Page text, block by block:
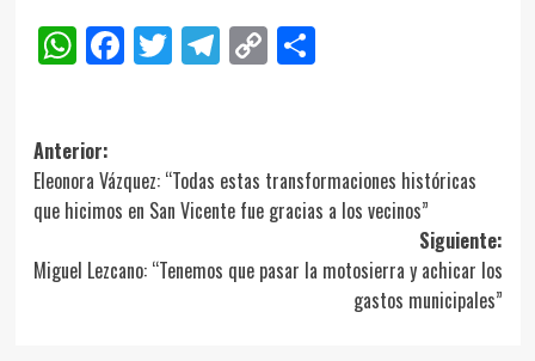
WhatsApp
Facebook
Twitter
Telegram
CopyCompartir
Navegación
de
entradas
Anterior:
Eleonora Vázquez: “Todas estas transformaciones históricas
que hicimos en San Vicente fue gracias a los vecinos”
Siguiente:
Miguel Lezcano: “Tenemos que pasar la motosierra y achicar los
gastos municipales”